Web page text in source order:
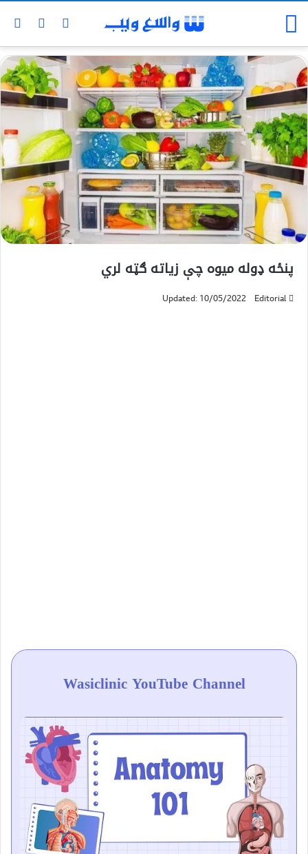
پنځه ډوله میوه چې زیاته ګټه لري
Editorial
Updated: 10/05/2022
Wasiclinic YouTube Channel